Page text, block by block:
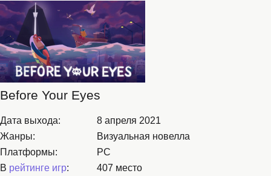
Before Your Eyes
Дата выхода:
8 апреля 2021
Жанры:
Визуальная новелла
Платформы:
PC
В рейтинге игр:
407 место